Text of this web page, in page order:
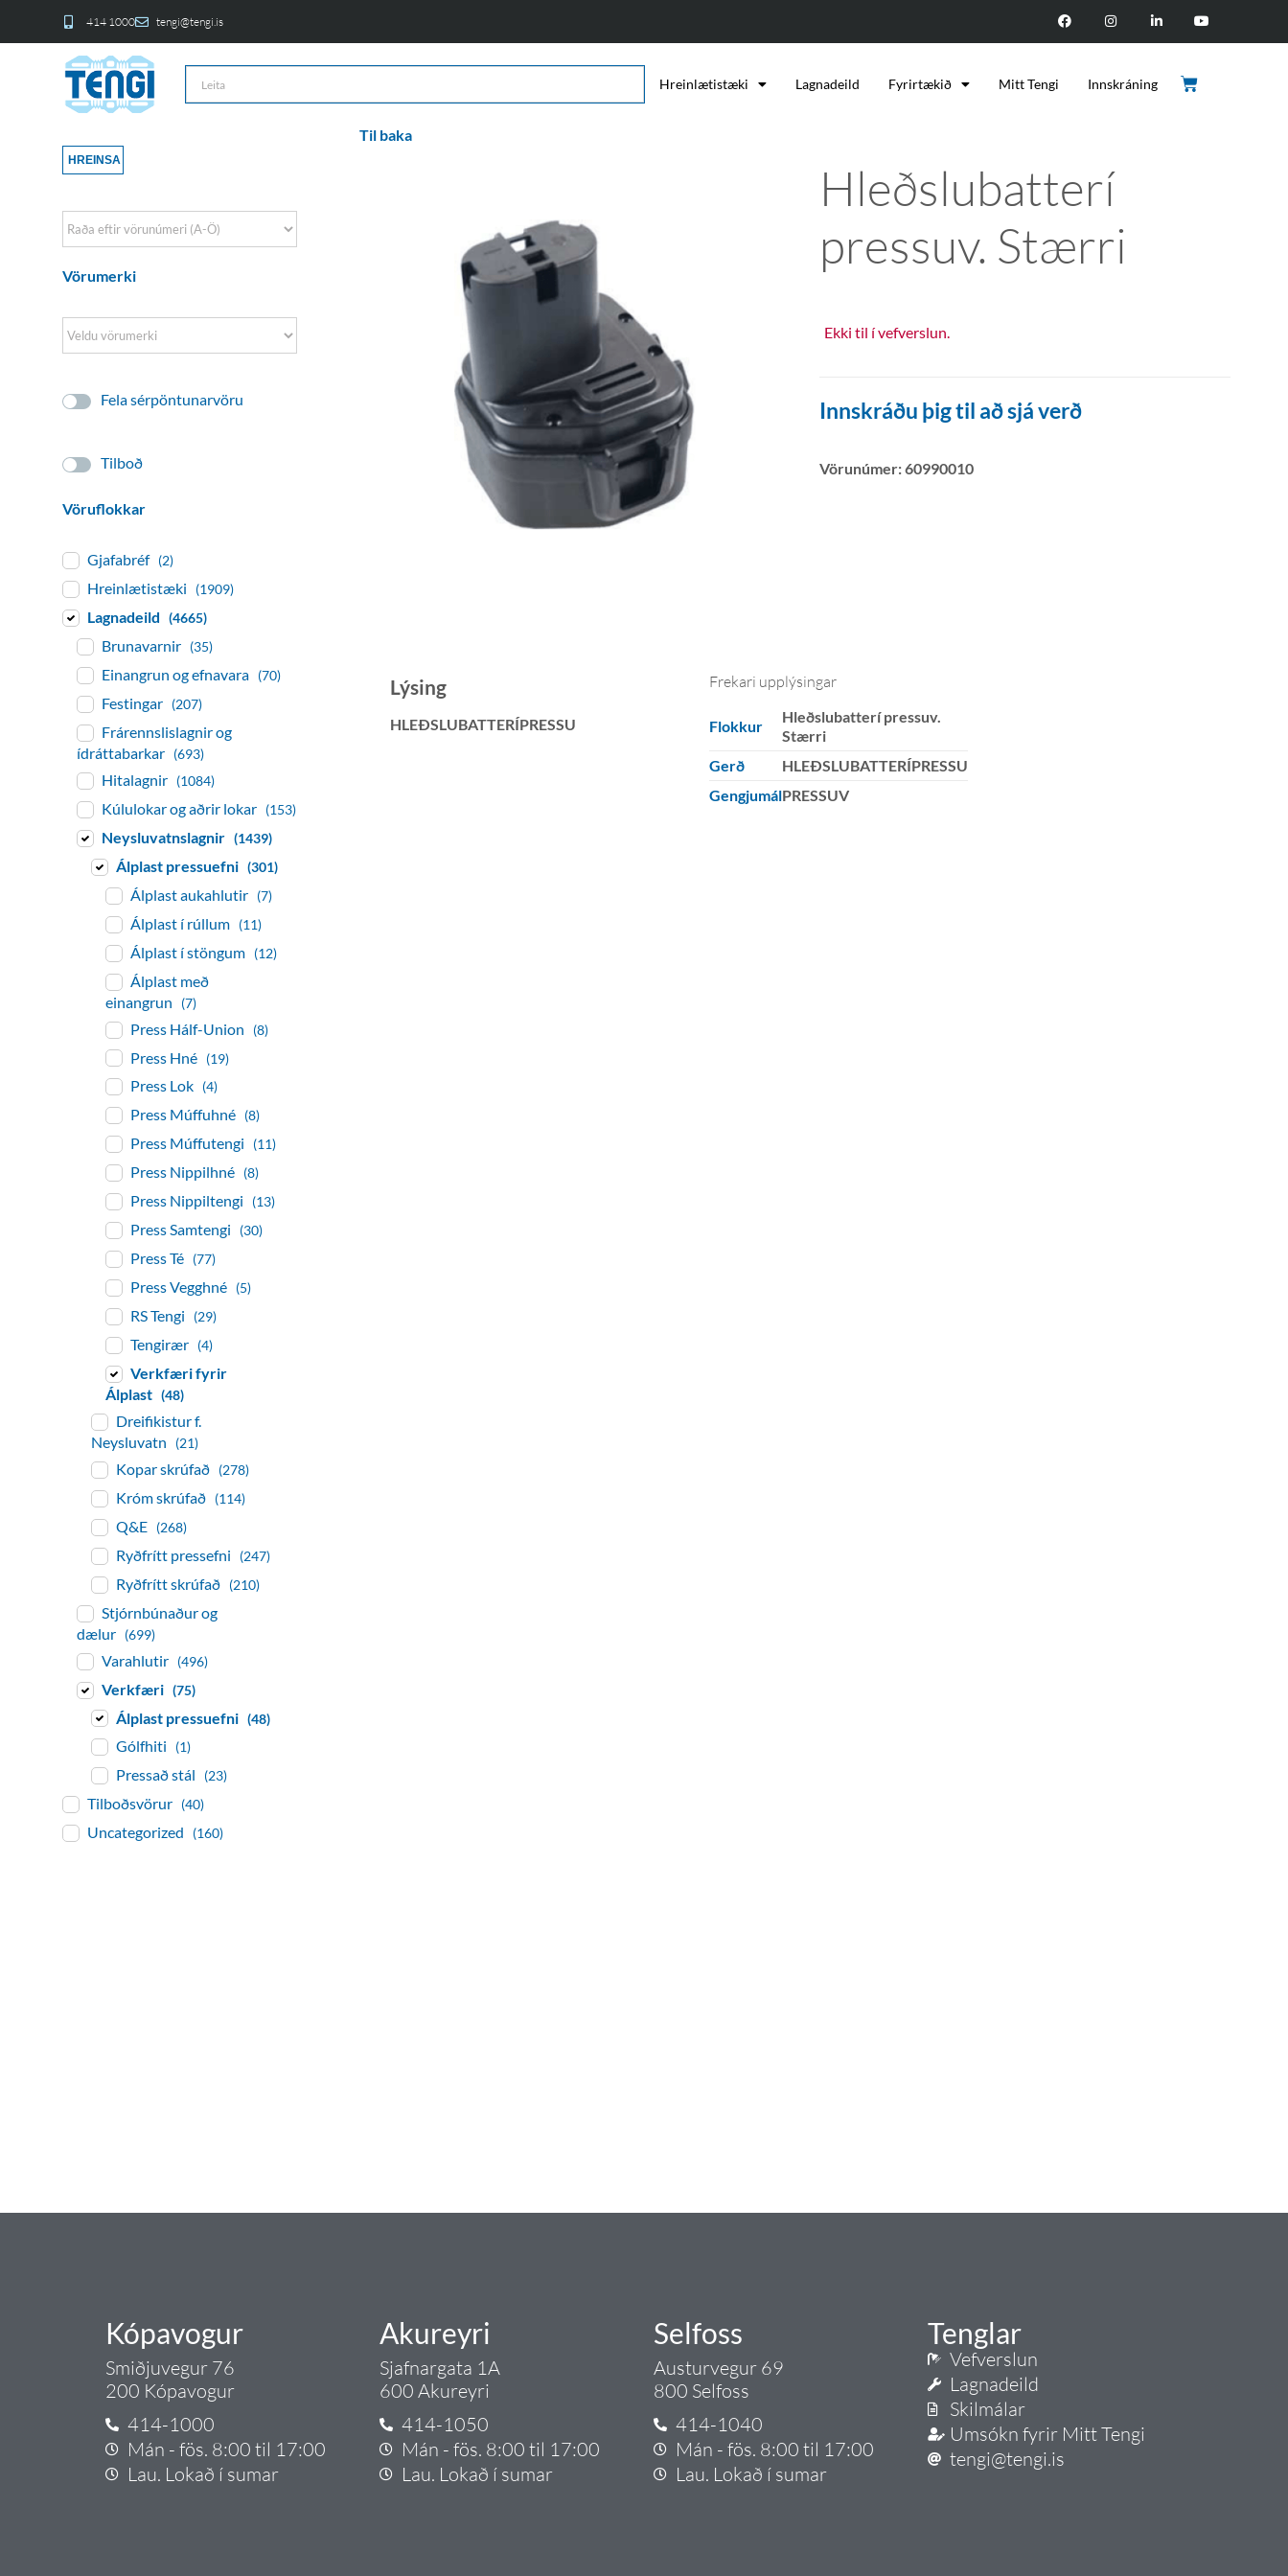
414 1000 tengi@tengi.is
Hreinlætistæki Lagnadeild Fyrirtækið Mitt Tengi Innskráning
Til baka
Hleðslubatterí
pressuv. Stærri
Ekki til í vefverslun.
Innskráðu þig til að sjá verð
Vörunúmer:60990010
Lýsing
HLEÐSLUBATTERÍPRESSU
Frekari upplýsingar
Flokkur
Hleðslubatterí pressuv.
Stærri
Gerð
HLEÐSLUBATTERÍPRESSU
GengjumálPRESSUV
HREINSA
Sort Products
Vörumerki
Fela sérpöntunarvöru
Tilboð
Vöruflokkar
Gjafabréf (2)
Hreinlætistæki (1909)
Lagnadeild (4665)
Brunavarnir (35)
Einangrun og efnavara (70)
Festingar (207)
Frárennslislagnir og
ídráttabarkar (693)
Hitalagnir (1084)
Kúlulokar og aðrir lokar (153)
Neysluvatnslagnir (1439)
Álplast pressuefni (301)
Álplast aukahlutir (7)
Álplast í rúllum (11)
Álplast í stöngum (12)
Álplast með
einangrun
(7)
Press Hálf-Union (8)
Press Hné (19)
Press Lok (4)
Press Múffuhné (8)
Press Múffutengi (11)
Press Nippilhné (8)
Press Nippiltengi (13)
Press Samtengi (30)
Press Té (77)
Press Vegghné (5)
RS Tengi (29)
Tengirær (4)
Verkfæri fyrir
Álplast (48)
Dreifikistur f.
Neysluvatn
(21)
Kopar skrúfað (278)
Króm skrúfað (114)
Q&E (268)
Ryðfrítt pressefni (247)
Ryðfrítt skrúfað (210)
Stjórnbúnaður og
dælur (699)
Varahlutir (496)
Verkfæri (75)
Álplast pressuefni (48)
Gólfhiti (1)
Pressað stál (23)
Tilboðsvörur (40)
Uncategorized (160)
Kópavogur
Smiðjuvegur 76
200 Kópavogur
414-1000
Mán - fös. 8:00 til 17:00
Lau. Lokað í sumar
Akureyri
Sjafnargata 1A
600 Akureyri
414-1050
Mán - fös. 8:00 til 17:00
Lau. Lokað í sumar
Selfoss
Austurvegur 69
800 Selfoss
414-1040
Mán - fös. 8:00 til 17:00
Lau. Lokað í sumar
Tenglar
Vefverslun
Lagnadeild
Skilmálar
Umsókn fyrir Mitt Tengi
tengi@tengi.is